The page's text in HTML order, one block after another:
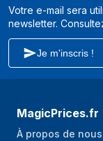
Votre e-mail sera
newsletter.
Je m'inscris !
MagicPrices.fr
À propos de nous